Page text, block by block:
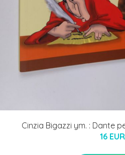
Cinzia Bigazzi ym. : Dante
16 EUR